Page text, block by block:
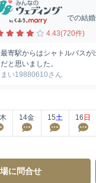
での結
4.43(720件)
最寄駅からはシャトルバスが
だと思いました。
まい19880610さん
木 14金 15土 16 日
に問合せ